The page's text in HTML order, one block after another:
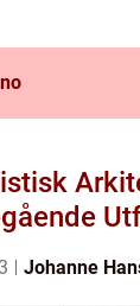
no
Johanne